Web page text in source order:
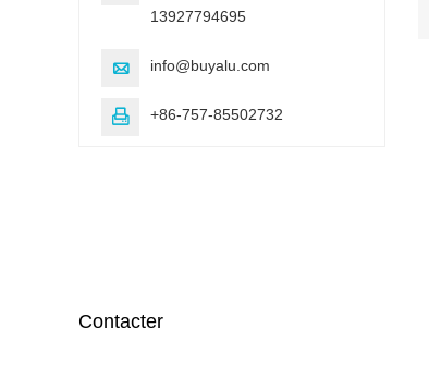
13927794695
 info@buyalu.com
 +86-757-85502732
Contacter